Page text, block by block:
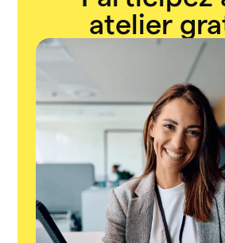
atelier